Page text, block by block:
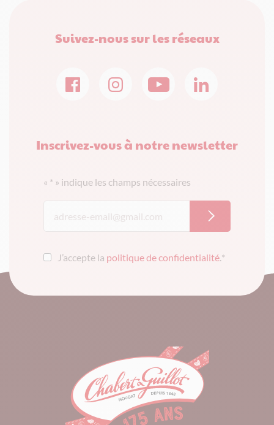
Suivez-nous sur les réseaux
Inscrivez-vous à notre newsletter
« * » indique les champs nécessaires
J’accepte la politique de confidentialité *